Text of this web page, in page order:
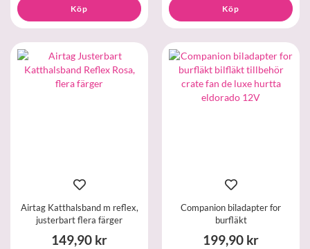
Köp Köp
Airtag Katthalsband m reflex,
justerbart flera färger
149,90 kr
Companion biladapter for
burfläkt
199,90 kr